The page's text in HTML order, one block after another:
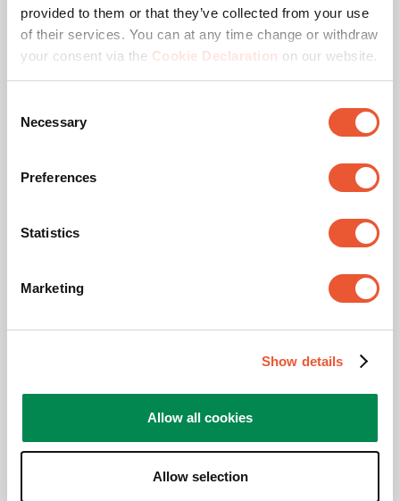
provided to them or that they’ve collected from your use
of their services. You can at any time change or withdraw
your consent via the Cookie Declaration on our website.
Selection
Necessary
Preferences
Statistics
Marketing
Show details
Allow all cookies
Allow selection
Rotation maximale Jusqu'à 180°
Inclinaison maximale Inclinaison -20°/+105°
Réglable en hauteur
Récompense & certificats